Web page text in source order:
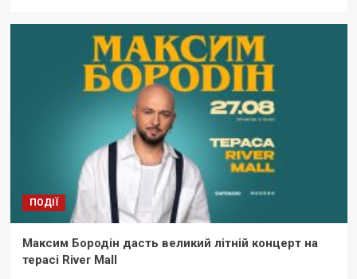
ПОДІЇ
Максим Бородін дасть великий літній концерт на
терасі River Mall